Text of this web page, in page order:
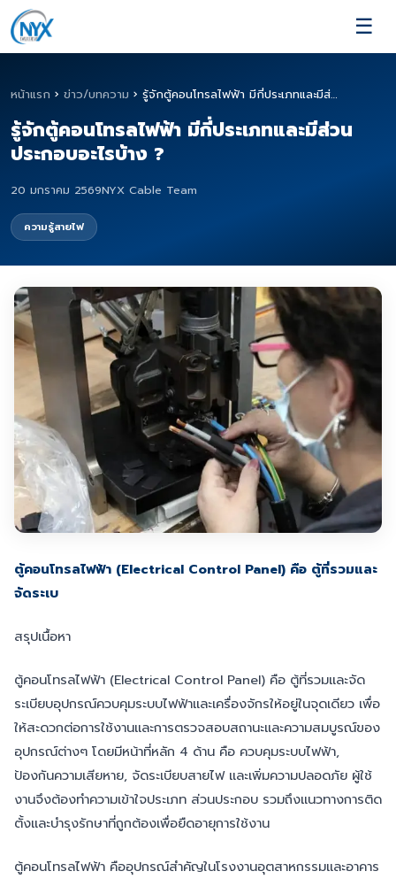
☰
หน้าแรก › ข่าว/บทความ › รู้จักตู้คอนโทรลไฟฟ้า มีกี่ประเภทและมีส่…
รู้จักตู้คอนโทรลไฟฟ้า มีกี่ประเภทและมีส่วน
ประกอบอะไรบ้าง ?
20 มกราคม 2569NYX Cable Team
ความรู้สายไฟ
ตู้คอนโทรลไฟฟ้า (Electrical Control Panel) คือ ตู้ที่รวมและ
จัดระเบ
สรุปเนื้อหา
ตู้คอนโทรลไฟฟ้า (Electrical Control Panel) คือ ตู้ที่รวมและจัด
ระเบียบอุปกรณ์ควบคุมระบบไฟฟ้าและเครื่องจักรให้อยู่ในจุดเดียว เพื่อ
ให้สะดวกต่อการใช้งานและการตรวจสอบสถานะและความสมบูรณ์ของ
อุปกรณ์ต่างๆ โดยมีหน้าที่หลัก 4 ด้าน คือ ควบคุมระบบไฟฟ้า,
ป้องกันความเสียหาย, จัดระเบียบสายไฟ และเพิ่มความปลอดภัย ผู้ใช้
งานจึงต้องทำความเข้าใจประเภท ส่วนประกอบ รวมถึงแนวทางการติด
ตั้งและบำรุงรักษาที่ถูกต้องเพื่อยืดอายุการใช้งาน
ตู้คอนโทรลไฟฟ้า คืออุปกรณ์สำคัญในโรงงานอุตสาหกรรมและอาคาร